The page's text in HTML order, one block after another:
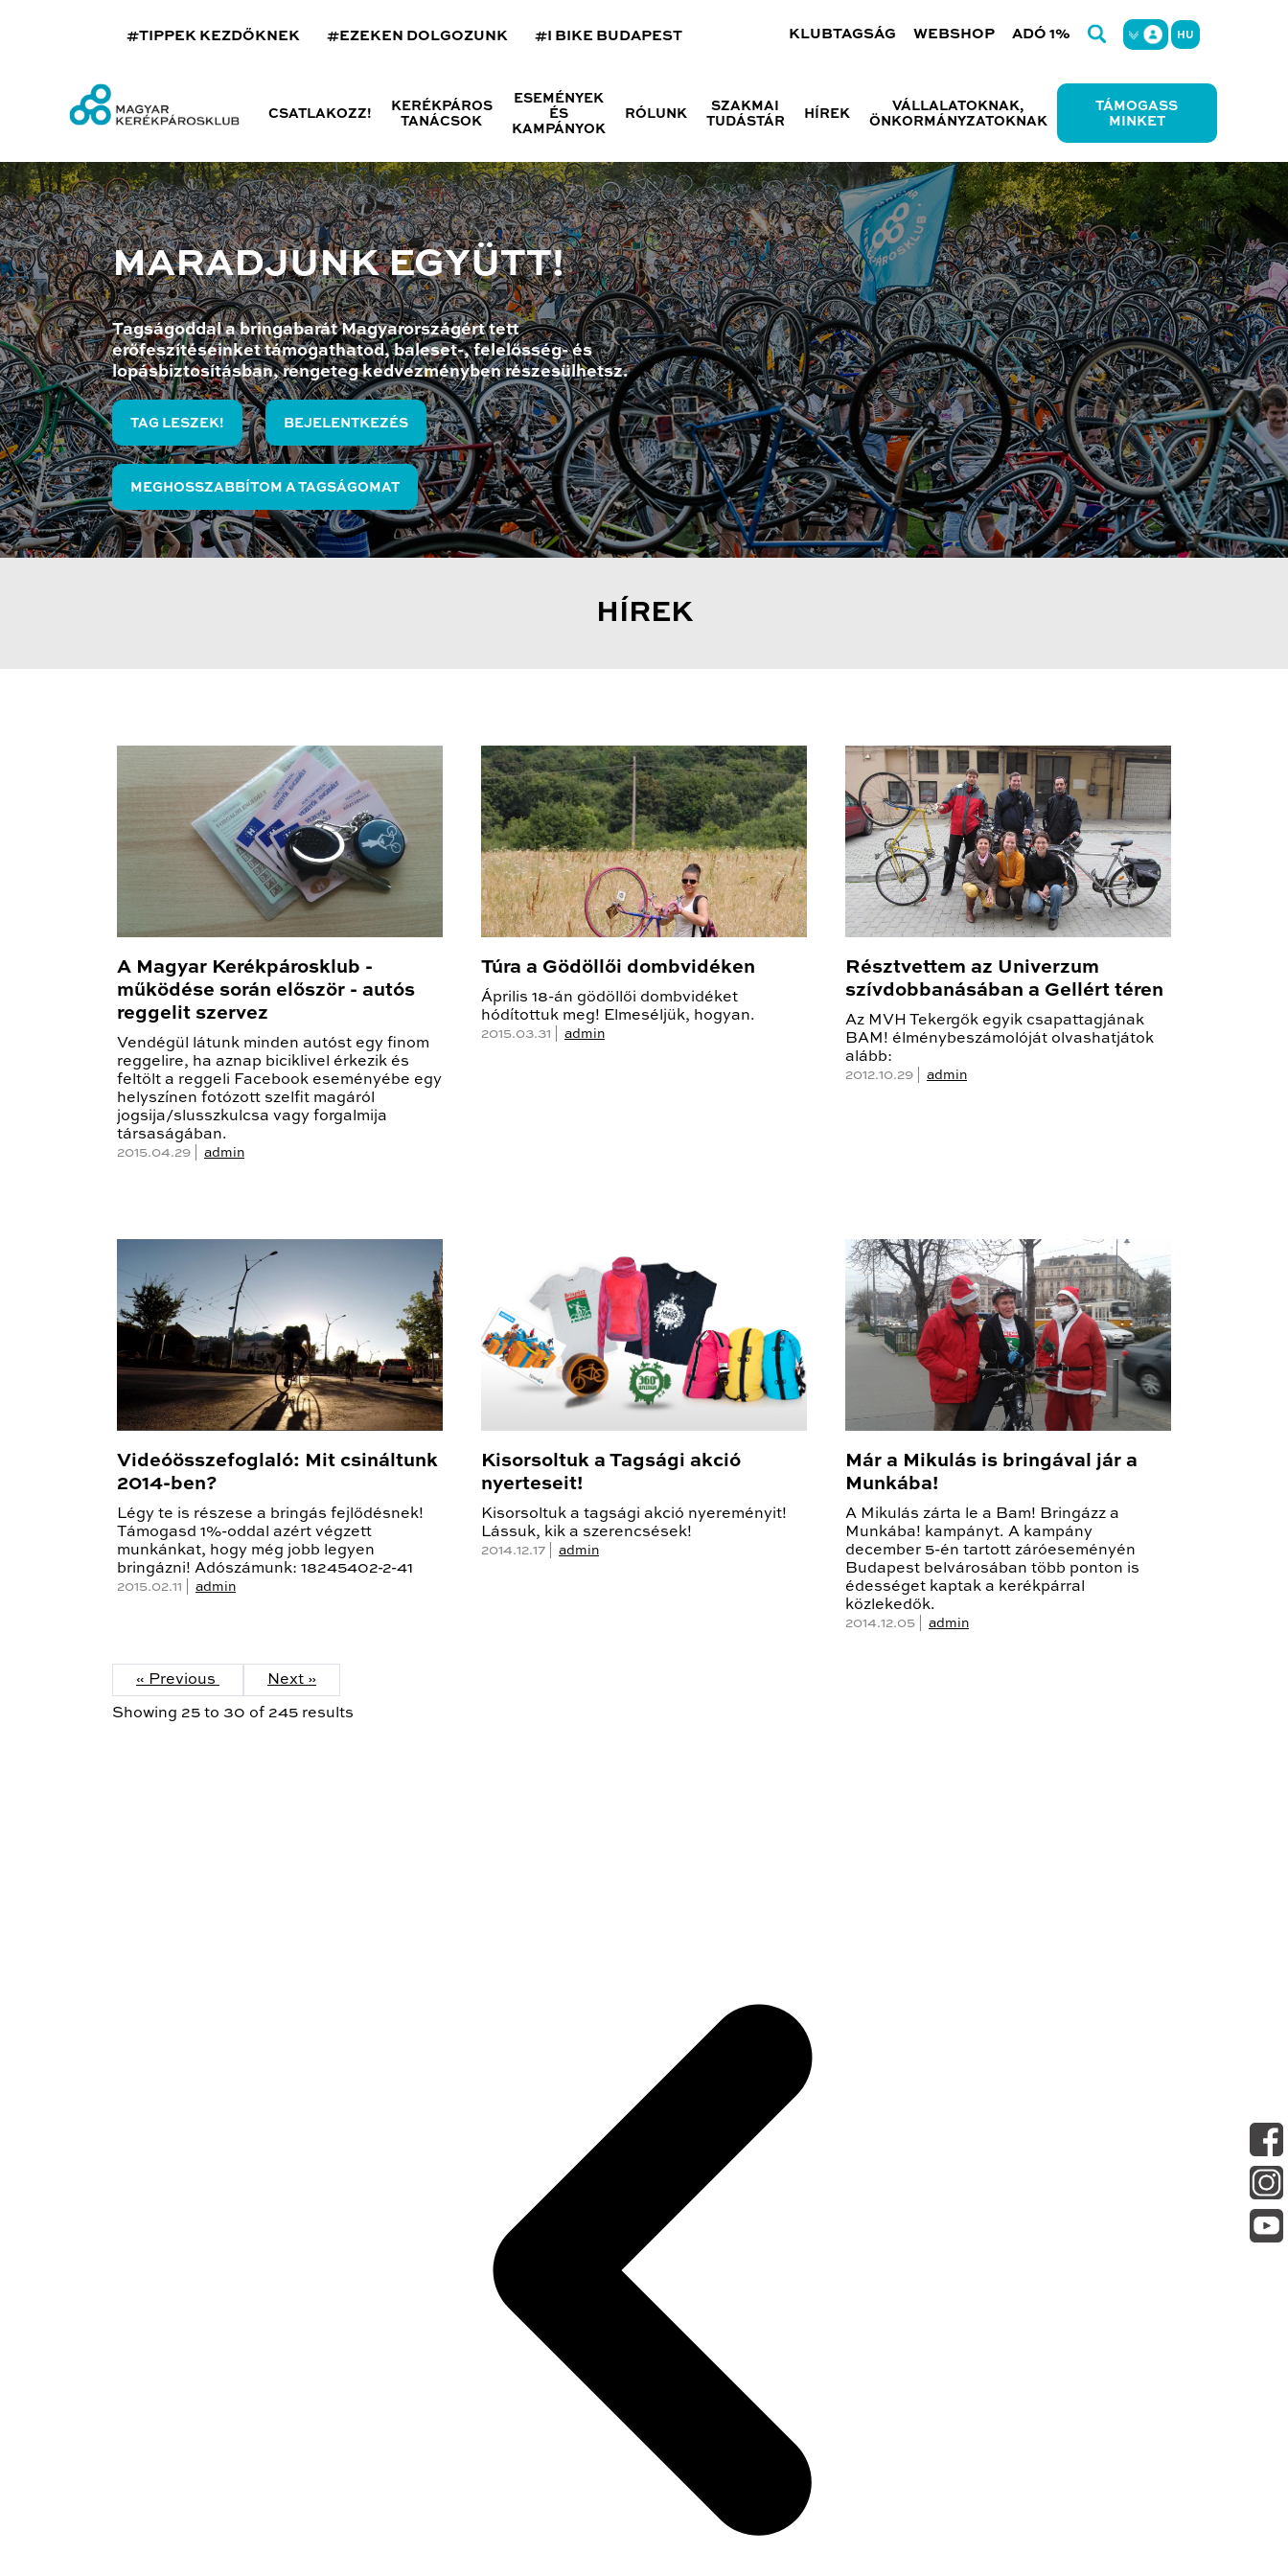
#TIPPEK KEZDŐKNEK #EZEKEN DOLGOZUNK #I BIKE BUDAPEST KLUBTAGSÁG WEBSHOP ADÓ 1% HU
CSATLAKOZZ!
KERÉKPÁROS
TANÁCSOK
ESEMÉNYEK
ÉS
KAMPÁNYOK
RÓLUNK
SZAKMAI
TUDÁSTÁR
HÍREK
VÁLLALATOKNAK,
ÖNKORMÁNYZATOKNAK
TÁMOGASS
MINKET
MARADJUNK EGYÜTT!
Tagságoddal a bringabarát Magyarországért tett
erőfeszítéseinket támogathatod, baleset-, felelősség- és
lopásbiztosításban, rengeteg kedvezményben részesülhetsz.
TAG LESZEK! BEJELENTKEZÉS
MEGHOSSZABBÍTOM A TAGSÁGOMAT
HÍREK
A Magyar Kerékpárosklub -
működése során először - autós
reggelit szervez
Vendégül látunk minden autóst egy finom
reggelire, ha aznap biciklivel érkezik és
feltölt a reggeli Facebook eseményébe egy
helyszínen fotózott szelfit magáról
jogsija/slusszkulcsa vagy forgalmija
társaságában.
2015.04.29 | admin
Túra a Gödöllői dombvidéken
Április 18-án gödöllői dombvidéket
hódítottuk meg! Elmeséljük, hogyan.
2015.03.31 | admin
Résztvettem az Univerzum
szívdobbanásában a Gellért téren
Az MVH Tekergők egyik csapattagjának
BAM! élménybeszámolóját olvashatjátok
alább:
2012.10.29 | admin
Videóösszefoglaló: Mit csináltunk
2014-ben?
Légy te is részese a bringás fejlődésnek!
Támogasd 1%-oddal azért végzett
munkánkat, hogy még jobb legyen
bringázni! Adószámunk: 18245402-2-41
2015.02.11 | admin
Kisorsoltuk a Tagsági akció
nyerteseit!
Kisorsoltuk a tagsági akció nyereményit!
Lássuk, kik a szerencsések!
2014.12.17 | admin
Már a Mikulás is bringával jár a
Munkába!
A Mikulás zárta le a Bam! Bringázz a
Munkába! kampányt. A kampány
december 5-én tartott záróeseményén
Budapest belvárosában több ponton is
édességet kaptak a kerékpárral
közlekedők.
2014.12.05 | admin
« Previous Next »
Showing 25 to 30 of 245 results